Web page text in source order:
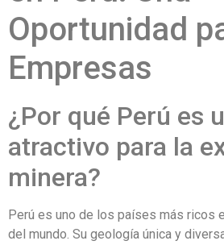
Oportunidad
Empresas
¿Por qué Perú es
atractivo para la
minera?
Perú es uno de los países más ricos
del mundo. Su geología única y